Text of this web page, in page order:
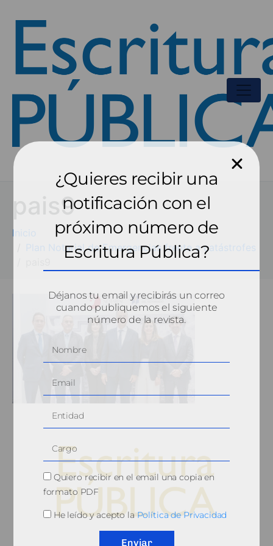
pais9
Inicio
Plan Notarial de Emergencias frente a catástrofes
¿Quieres recibir una
notificación con el
próximo número de
Escritura Pública?
Déjanos tu email y recibirás un correo
cuando publiquemos el siguiente
número de la revista.
Quiero recibir en el email una copia en
formato PDF
He leído y acepto laPolítica de Privacidad
Enviar